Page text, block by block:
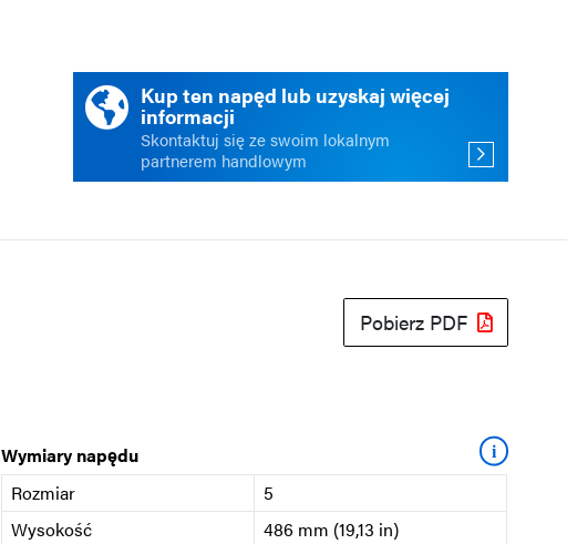
Kup ten napęd lub uzyskaj więcej
informacji
Skontaktuj się ze swoim lokalnym
partnerem handlowym
Pobierz PDF
Wymiary napędu i
Rozmiar
5
Wysokość
486 mm (19,13 in)